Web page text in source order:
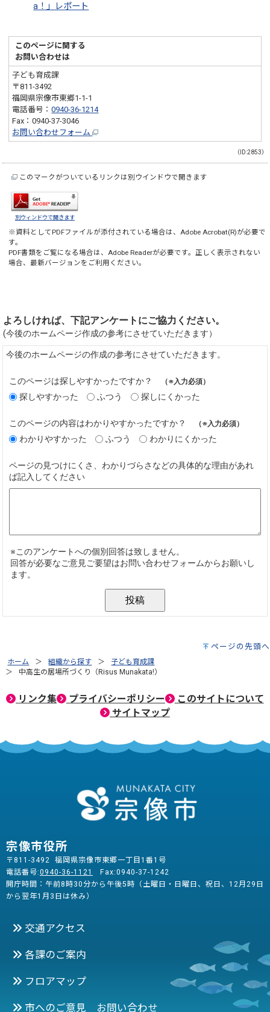
a！」レポート
このページに関する
お問い合わせは
子ども育成課
〒811-3492
福岡県宗像市東郷1-1-1
電話番号：0940-36-1214
Fax：0940-37-3046
お問い合わせフォーム
（ID:2853）
このマークがついているリンクは別ウインドウで開きます
別ウィンドウで開きます
※資料としてPDFファイルが添付されている場合は、Adobe Acrobat(R)が必要で
す。
PDF書類をご覧になる場合は、Adobe Readerが必要です。正しく表示されない
場合、最新バージョンをご利用ください。
ページの先頭へ
ホーム 組織から探す
子ども育成課
中高生の居場所づくり（Risus Munakata!）
リンク集 プライバシーポリシー
このサイトについて
サイトマップ
宗像市役所
〒811-3492 福岡県宗像市東郷一丁目1番1号
電話番号:0940-36-1121
Fax:0940-37-1242
開庁時間：午前8時30分から午後5時（土曜日・日曜日、祝日、12月29日
から翌年1月3日は休み）
交通アクセス
各課のご案内
フロアマップ
市へのご意見 お問い合わせ